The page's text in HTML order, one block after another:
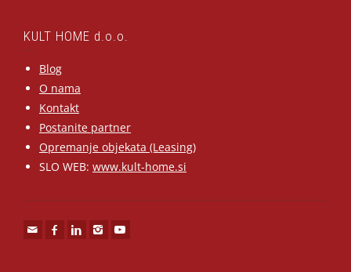
KULT HOME d.o.o.
Blog
O nama
Kontakt
Postanite partner
Opremanje objekata (Leasing)
SLO WEB: www.kult-home.si